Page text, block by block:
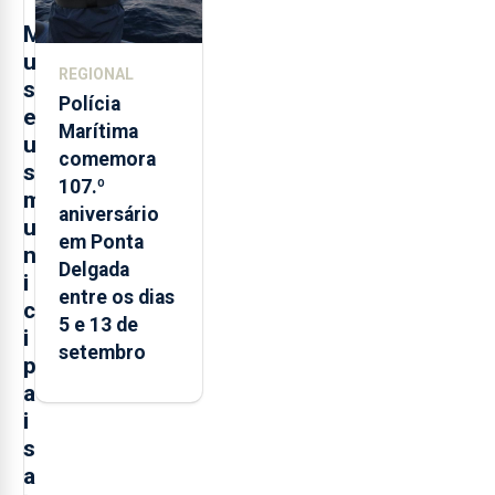
M
u
s
e
u
s
m
u
n
i
c
i
p
a
i
s
a
REGIONAL
Polícia
Marítima
comemora
107.º
aniversário
em Ponta
Delgada
entre os dias
5 e 13 de
setembro